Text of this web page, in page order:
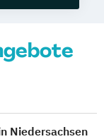
Niedersachsen